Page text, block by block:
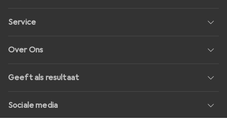
Service
Over Ons
Geeft als resultaat
Sociale media